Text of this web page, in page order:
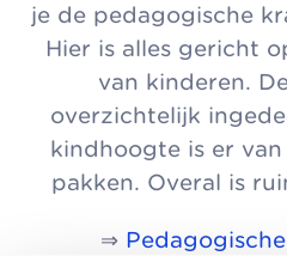
je de pedagogische
Hier is alles gericht
van kinderen.
overzichtelijk
kindhoogte is er
pakken. Overal is
⇒